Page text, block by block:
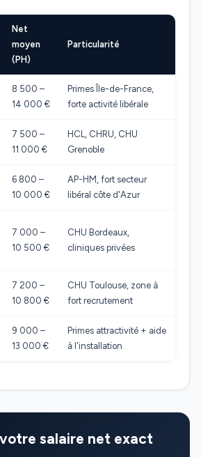
Net
moyen
(PH)
Particularité
8 500 –
14 000 €
Primes Île-de-France,
forte activité libérale
7 500 –
11 000 €
HCL, CHRU, CHU
Grenoble
6 800 –
10 000 €
AP-HM, fort secteur
libéral côte d'Azur
7 000 –
10 500 €
CHU Bordeaux,
cliniques privées
7 200 –
10 800 €
CHU Toulouse, zone à
fort recrutement
9 000 –
13 000 €
Primes attractivité + aide
à l'installation
salaire net exact